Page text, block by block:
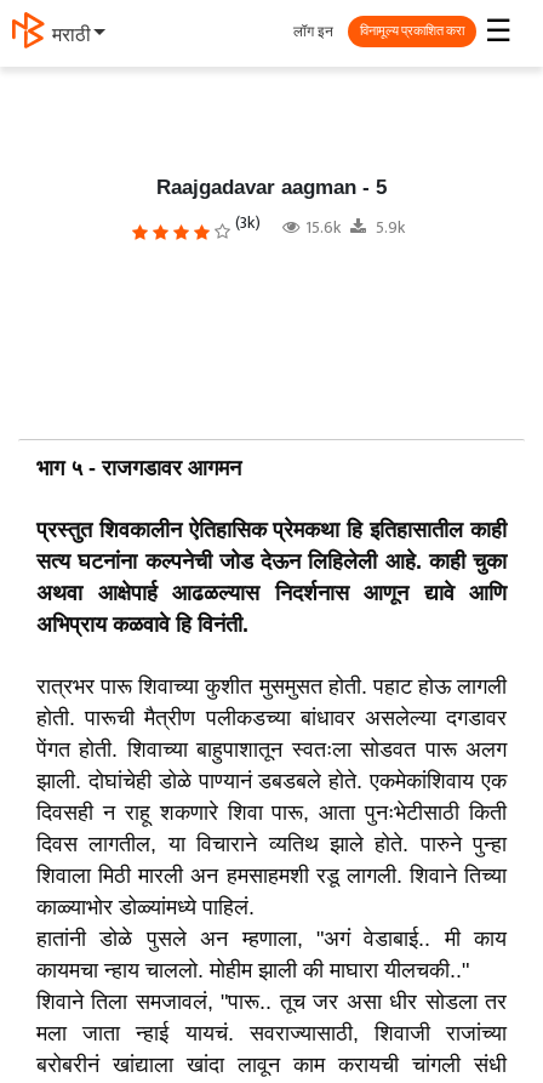
मराठी ☰
लॉग इन विनामूल्य प्रकाशित करा
Raajgadavar aagman - 5
(3k) 15.6k 5.9k
भाग ५ - राजगडावर आगमन
प्रस्तुत शिवकालीन ऐतिहासिक प्रेमकथा हि इतिहासातील काही
सत्य घटनांना कल्पनेची जोड देऊन लिहिलेली आहे. काही चुका
अथवा आक्षेपार्ह आढळल्यास निदर्शनास आणून द्यावे आणि
अभिप्राय कळवावे हि विनंती.
रात्रभर पारू शिवाच्या कुशीत मुसमुसत होती. पहाट होऊ लागली
होती. पारूची मैत्रीण पलीकडच्या बांधावर असलेल्या दगडावर
पेंगत होती. शिवाच्या बाहुपाशातून स्वतःला सोडवत पारू अलग
झाली. दोघांचेही डोळे पाण्यानं डबडबले होते. एकमेकांशिवाय एक
दिवसही न राहू शकणारे शिवा पारू, आता पुनःभेटीसाठी किती
दिवस लागतील, या विचाराने व्यतिथ झाले होते. पारुने पुन्हा
शिवाला मिठी मारली अन हमसाहमशी रडू लागली. शिवाने तिच्या
काळ्याभोर डोळ्यांमध्ये पाहिलं.
हातांनी डोळे पुसले अन म्हणाला, "अगं वेडाबाई.. मी काय
कायमचा न्हाय चाललो. मोहीम झाली की माघारा यीलचकी.."
शिवाने तिला समजावलं, "पारू.. तूच जर असा धीर सोडला तर
मला जाता न्हाई यायचं. सवराज्यासाठी, शिवाजी राजांच्या
बरोबरीनं खांद्याला खांदा लावून काम करायची चांगली संधी